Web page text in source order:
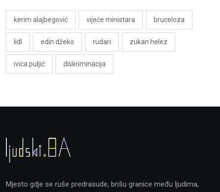
kerim alajbegović vijeće ministara bruceloza
lidl edin džeko rudari zukan helez
ivica puljić diskriminacija
Mjesto gdje se ruše predrasude, brišu granice među ljudima,